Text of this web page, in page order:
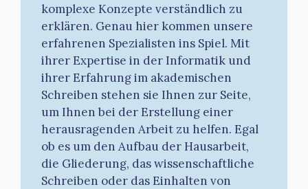
komplexe Konzepte verständlich zu
erklären. Genau hier kommen unsere
erfahrenen Spezialisten ins Spiel. Mit
ihrer Expertise in der Informatik und
ihrer Erfahrung im akademischen
Schreiben stehen sie Ihnen zur Seite,
um Ihnen bei der Erstellung einer
herausragenden Arbeit zu helfen. Egal
ob es um den Aufbau der Hausarbeit,
die Gliederung, das wissenschaftliche
Schreiben oder das Einhalten von